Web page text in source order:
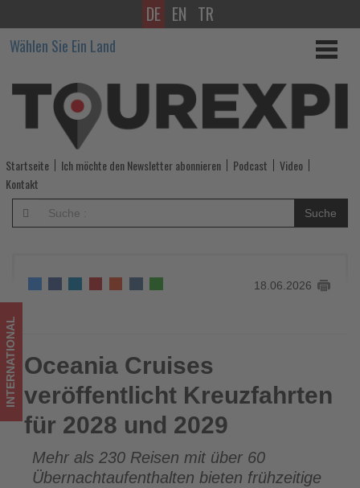
Oceania
Cruises
veröffentlicht
Kreuzfahrten
für
2028
und
Wissen,
was
im
Tourismus
los
ist!
DE EN TR
Wählen Sie Ein Land
Startseite Ich möchte den Newsletter abonnieren Podcast
Video
Kontakt
Suche
18.06.2026
Oceania Cruises veröffentlicht Kreuzfahrten für 2028 und
2029
INTERNATIONAL Oceania Cruises
veröffentlicht Kreuzfahrten
für 2028 und 2029
Mehr als 230 Reisen mit über 60
Übernachtaufenthalten bieten frühzeitige